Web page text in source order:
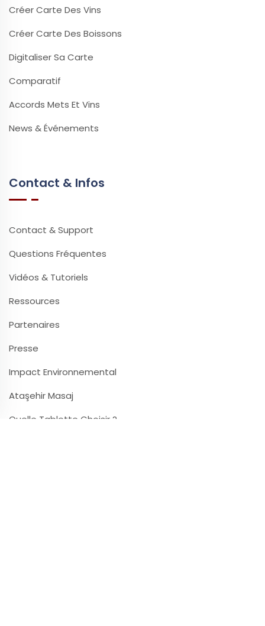
Créer Carte Des Vins
Créer Carte Des Boissons
Digitaliser Sa Carte
Comparatif
Accords Mets Et Vins
News & Événements
Contact & Infos
Contact & Support
Questions Fréquentes
Vidéos & Tutoriels
Ressources
Partenaires
Presse
Impact Environnemental
Ataşehir Masaj
Quelle Tablette Choisir ?